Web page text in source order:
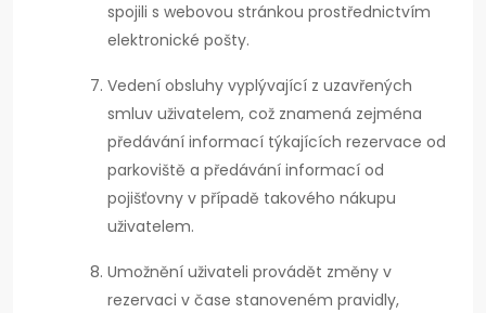
spojili s webovou stránkou prostřednictvím
elektronické pošty.
Vedení obsluhy vyplývající z uzavřených
smluv uživatelem, což znamená zejména
předávání informací týkajících rezervace od
parkoviště a předávání informací od
pojišťovny v případě takového nákupu
uživatelem.
Umožnění uživateli provádět změny v
rezervaci v čase stanoveném pravidly,